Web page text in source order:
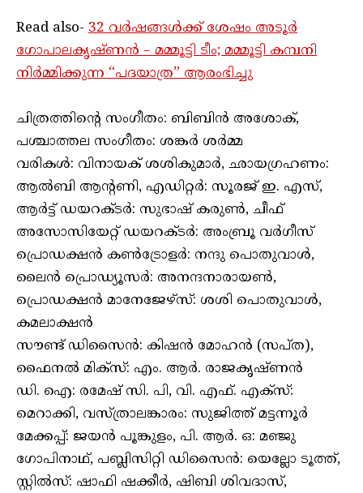
Read also- 32 വർഷങ്ങൾക്ക് ശേഷം അടൂർ
ഗോപാലകൃഷ്ണൻ – മമ്മൂട്ടി ടീം; മമ്മൂട്ടി കമ്പനി
നിർമ്മിക്കുന്ന “പദയാത്ര” ആരംഭിച്ചു
ചിത്രത്തിന്റെ സംഗീതം: ബിബിൻ അശോക്,
പശ്ചാത്തല സംഗീതം: ശങ്കർ ശർമ്മ
വരികൾ: വിനായക് ശശികുമാർ, ഛായഗ്രഹണം:
ആൽബി ആന്റണി, എഡിറ്റർ: സൂരജ് ഇ. എസ്,
ആർട്ട് ഡയറക്ടർ: സുഭാഷ് കരുൺ, ചീഫ്
അസോസിയേറ്റ് ഡയറക്ടർ: അംബ്രൂ വർഗീസ്
പ്രൊഡക്ഷൻ കൺട്രോളർ: നന്ദു പൊതുവാൾ,
ലൈൻ പ്രൊഡ്യൂസർ: അനന്ദനാരായൺ,
പ്രൊഡക്ഷൻ മാനേജേഴ്സ്: ശശി പൊതുവാൾ,
കമലാക്ഷൻ
സൗണ്ട് ഡിസൈൻ: കിഷൻ മോഹൻ (സപ്ത),
ഫൈനൽ മിക്സ്: എം. ആർ. രാജകൃഷ്ണൻ
ഡി. ഐ: രമേഷ് സി. പി, വി. എഫ്. എക്സ്:
മെറാക്കി, വസ്ത്രാലങ്കാരം: സുജിത്ത് മട്ടന്നൂർ
മേക്കപ്പ്: ജയൻ പൂങ്കുളം, പി. ആർ. ഒ: മഞ്ജു
ഗോപിനാഥ്, പബ്ലിസിറ്റി ഡിസൈൻ: യെല്ലോ ടൂത്ത്,
സ്റ്റിൽസ്: ഷാഫി ഷക്കീർ, ഷിബി ശിവദാസ്,